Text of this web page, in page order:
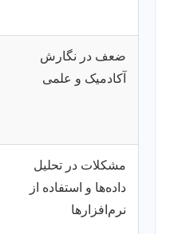
ضعف در نگارش
آکادمیک و علمی
مشکلات در تحلیل
داده‌ها و استفاده از
نرم‌افزارها